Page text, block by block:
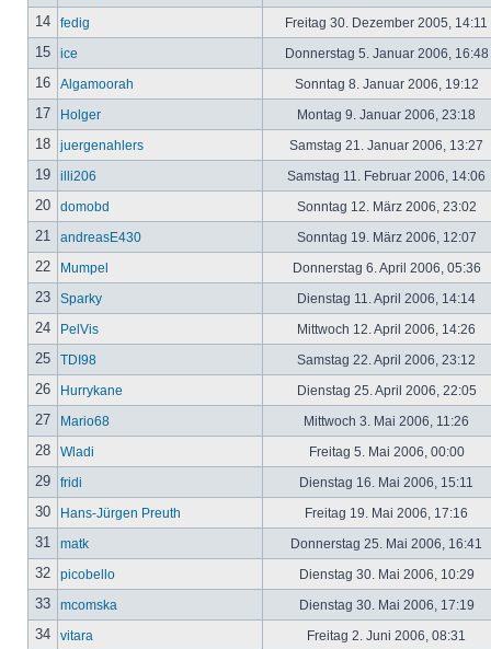
14 fedig Freitag 30. Dezember 2005, 14:11
15 ice Donnerstag 5. Januar 2006, 16:48
16 Algamoorah Sonntag 8. Januar 2006, 19:12
17 Holger Montag 9. Januar 2006, 23:18
18 juergenahlers Samstag 21. Januar 2006, 13:27
19 illi206 Samstag 11. Februar 2006, 14:06
20 domobd Sonntag 12. März 2006, 23:02
21 andreasE430 Sonntag 19. März 2006, 12:07
22 Mumpel Donnerstag 6. April 2006, 05:36
23 Sparky Dienstag 11. April 2006, 14:14
24 PelVis Mittwoch 12. April 2006, 14:26
25 TDI98 Samstag 22. April 2006, 23:12
26 Hurrykane Dienstag 25. April 2006, 22:05
27 Mario68 Mittwoch 3. Mai 2006, 11:26
28 Wladi Freitag 5. Mai 2006, 00:00
29 fridi Dienstag 16. Mai 2006, 15:11
30 Hans-Jürgen Preuth Freitag 19. Mai 2006, 17:16
31 matk Donnerstag 25. Mai 2006, 16:41
32 picobello Dienstag 30. Mai 2006, 10:29
33 mcomska Dienstag 30. Mai 2006, 17:19
34 vitara Freitag 2. Juni 2006, 08:31